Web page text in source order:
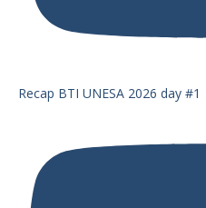
Recap BTI UNESA 2026 day #1